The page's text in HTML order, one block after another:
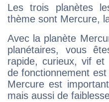
Les trois planètes
thème sont Mercure,
Avec la planète
planétaires, vous
rapide, curieux, vif et
de fonctionnement
Mercure est
mais aussi de